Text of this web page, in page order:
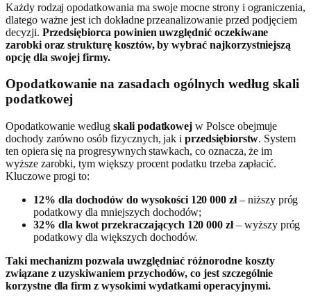
Każdy rodzaj opodatkowania ma swoje mocne strony i ograniczenia,
dlatego ważne jest ich dokładne przeanalizowanie przed podjęciem
decyzji. Przedsiębiorca powinien uwzględnić oczekiwane
zarobki oraz strukturę kosztów, by wybrać najkorzystniejszą
opcję dla swojej firmy.
Opodatkowanie na zasadach ogólnych według skali
podatkowej
Opodatkowanie według skali podatkowej w Polsce obejmuje
dochody zarówno osób fizycznych, jak iprzedsiębiorstw. System
ten opiera się na progresywnych stawkach, co oznacza, że im
wyższe zarobki, tym większy procent podatku trzeba zapłacić.
Kluczowe progi to:
12% dla dochodów do wysokości 120 000 zł– niższy próg
podatkowy dla mniejszych dochodów;
32% dla kwot przekraczających 120 000 zł– wyższy próg
podatkowy dla większych dochodów.
Taki mechanizm pozwala uwzględniać różnorodne koszty
związane z uzyskiwaniem przychodów, co jest szczególnie
korzystne dla firm z wysokimi wydatkami operacyjnymi.